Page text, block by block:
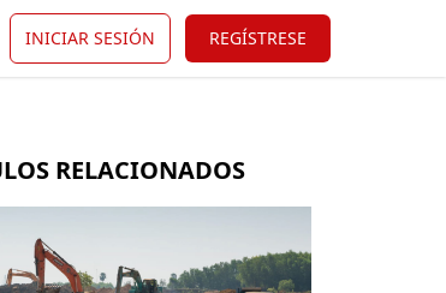
INICIAR SESIÓN REGÍSTRESE
RELACIONADOS